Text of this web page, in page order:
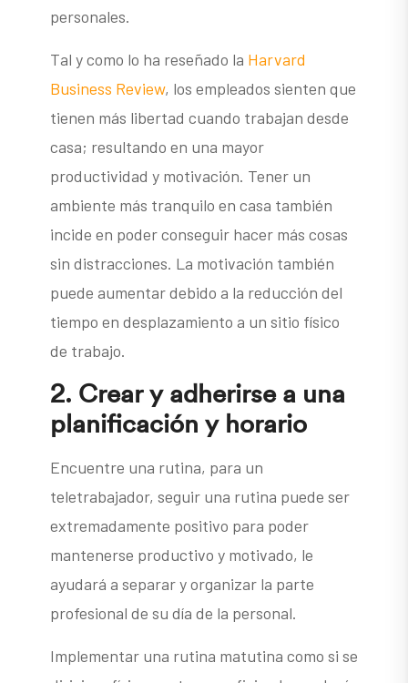
personales.
Tal y como lo ha reseñado la Harvard
Business Review, los empleados sienten que
tienen más libertad cuando trabajan desde
casa; resultando en una mayor
productividad y motivación. Tener un
ambiente más tranquilo en casa también
incide en poder conseguir hacer más cosas
sin distracciones. La motivación también
puede aumentar debido a la reducción del
tiempo en desplazamiento a un sitio físico
de trabajo.
2. Crear y adherirse a una
planificación y horario
Encuentre una rutina, para un
teletrabajador, seguir una rutina puede ser
extremadamente positivo para poder
mantenerse productivo y motivado, le
ayudará a separar y organizar la parte
profesional de su día de la personal.
Implementar una rutina matutina como si se